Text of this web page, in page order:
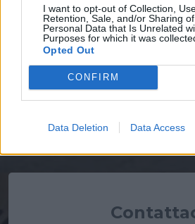
I want to opt-out of Collection,
Retention, Sale, and/or Sharing
Personal Data that Is Unrelated
Purposes for which it was
Opted Out
CONFIRM
Data Deletion Data Access
Proponiamo luminoso appartamento
senza ascensore in Via Montevideo ,
107mq, composto da camera da
salone, bagno e ripostiglio,